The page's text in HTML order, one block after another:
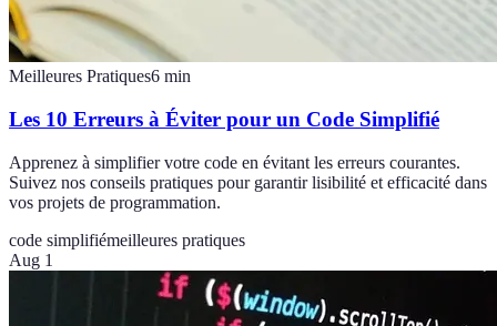
Meilleures Pratiques6 min
Les 10 Erreurs à Éviter pour un Code Simplifié
Apprenez à simplifier votre code en évitant les erreurs courantes.
Suivez nos conseils pratiques pour garantir lisibilité et efficacité dans
vos projets de programmation.
code simplifiémeilleures pratiques
Aug 1